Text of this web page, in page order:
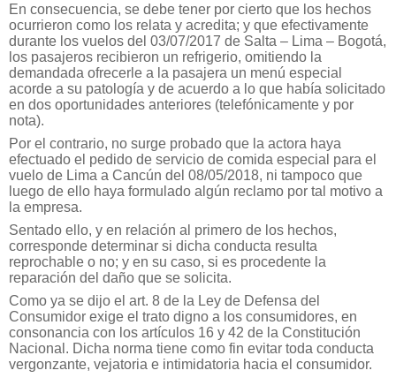
En consecuencia, se debe tener por cierto que los hechos
ocurrieron como los relata y acredita; y que efectivamente
durante los vuelos del 03/07/2017 de Salta – Lima – Bogotá,
los pasajeros recibieron un refrigerio, omitiendo la
demandada ofrecerle a la pasajera un menú especial
acorde a su patología y de acuerdo a lo que había solicitado
en dos oportunidades anteriores (telefónicamente y por
nota).
Por el contrario, no surge probado que la actora haya
efectuado el pedido de servicio de comida especial para el
vuelo de Lima a Cancún del 08/05/2018, ni tampoco que
luego de ello haya formulado algún reclamo por tal motivo a
la empresa.
Sentado ello, y en relación al primero de los hechos,
corresponde determinar si dicha conducta resulta
reprochable o no; y en su caso, si es procedente la
reparación del daño que se solicita.
Como ya se dijo el art. 8 de la Ley de Defensa del
Consumidor exige el trato digno a los consumidores, en
consonancia con los artículos 16 y 42 de la Constitución
Nacional. Dicha norma tiene como fin evitar toda conducta
vergonzante, vejatoria e intimidatoria hacia el consumidor.